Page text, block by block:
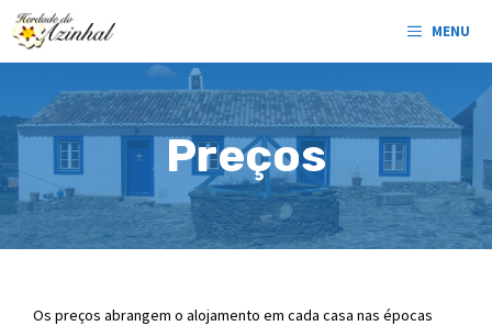
Saltar
para
o
conteúdo
MENU
Preços
Os preços abrangem o alojamento em cada casa nas épocas